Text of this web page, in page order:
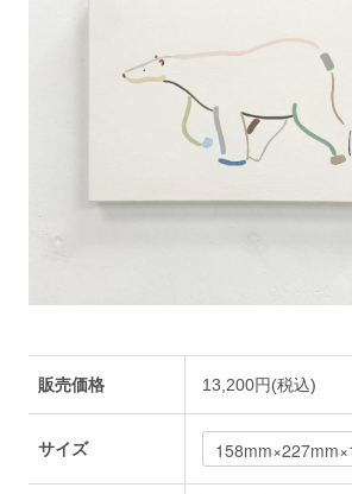
販売価格 13,200円(税込)
サイズ